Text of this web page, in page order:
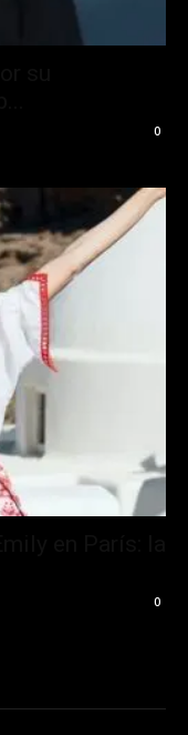
0
0